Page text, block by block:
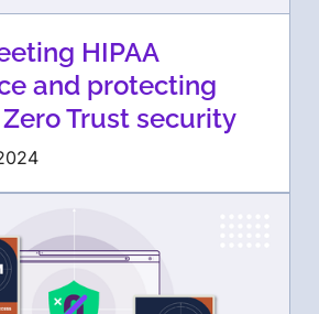
HIPAA
and protecting
Trust security